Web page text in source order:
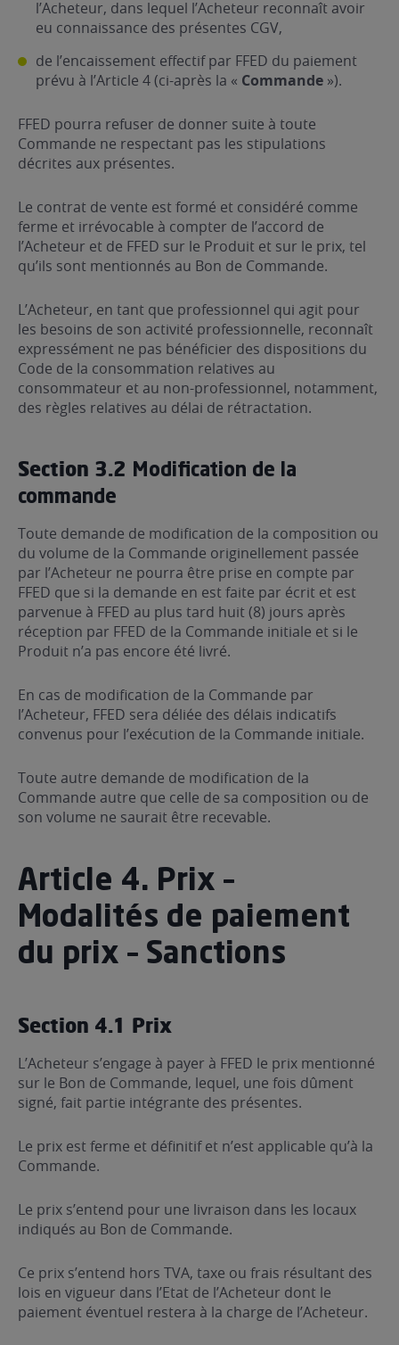
l’Acheteur, dans lequel l’Acheteur reconnaît avoir
eu connaissance des présentes CGV,
de l’encaissement effectif par FFED du paiement
prévu à l’Article 4 (ci-après la « Commande »).
FFED pourra refuser de donner suite à toute
Commande ne respectant pas les stipulations
décrites aux présentes.
Le contrat de vente est formé et considéré comme
ferme et irrévocable à compter de l’accord de
l’Acheteur et de FFED sur le Produit et sur le prix, tel
qu’ils sont mentionnés au Bon de Commande.
L’Acheteur, en tant que professionnel qui agit pour
les besoins de son activité professionnelle, reconnaît
expressément ne pas bénéficier des dispositions du
Code de la consommation relatives au
consommateur et au non-professionnel, notamment,
des règles relatives au délai de rétractation.
Section 3.2 Modification de la
commande
Toute demande de modification de la composition ou
du volume de la Commande originellement passée
par l’Acheteur ne pourra être prise en compte par
FFED que si la demande en est faite par écrit et est
parvenue à FFED au plus tard huit (8) jours après
réception par FFED de la Commande initiale et si le
Produit n’a pas encore été livré.
En cas de modification de la Commande par
l’Acheteur, FFED sera déliée des délais indicatifs
convenus pour l’exécution de la Commande initiale.
Toute autre demande de modification de la
Commande autre que celle de sa composition ou de
son volume ne saurait être recevable.
Article 4. Prix –
Modalités de paiement
du prix – Sanctions
Section 4.1 Prix
L’Acheteur s’engage à payer à FFED le prix mentionné
sur le Bon de Commande, lequel, une fois dûment
signé, fait partie intégrante des présentes.
Le prix est ferme et définitif et n’est applicable qu’à la
Commande.
Le prix s’entend pour une livraison dans les locaux
indiqués au Bon de Commande.
Ce prix s’entend hors TVA, taxe ou frais résultant des
lois en vigueur dans l’Etat de l’Acheteur dont le
paiement éventuel restera à la charge de l’Acheteur.